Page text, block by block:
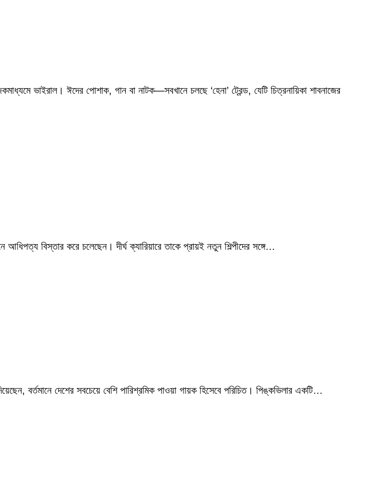
ভাইরাল। ঈদের পোশাক, গান বা নাটক—সবখানে চলছে ‘হেনা’ ট্রেন্ড, যেটি চিত্রনায়িকা শাবনাজের
বিস্তার করে চলেছেন। দীর্ঘ ক্যারিয়ারে তাকে প্রায়ই নতুন শিল্পীদের সঙ্গে…
বর্তমানে দেশের সবচেয়ে বেশি পারিশ্রমিক পাওয়া গায়ক হিসেবে পরিচিত। পিঙ্কভিলার একটি…